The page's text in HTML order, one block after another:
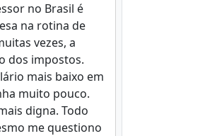
no Brasil é
na rotina de
vezes, a
dos impostos.
mais baixo em
muito pouco.
digna. Todo
me questiono